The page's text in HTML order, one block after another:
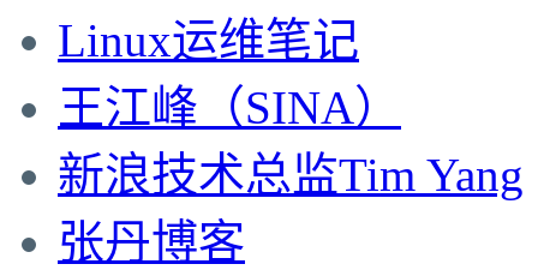
Linux运维笔记
王江峰（SINA）
新浪技术总监Tim Yang
张丹博客